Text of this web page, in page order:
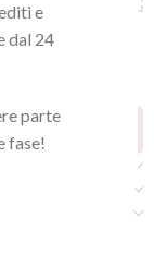
e
dal 24
parte
fase!
ora!